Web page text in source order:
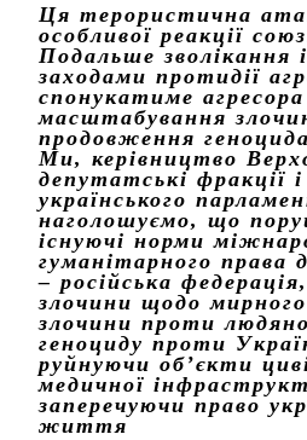
Ця терористична
особливої реакції
Подальше зволікання
заходами протидії
спонукатиме
масштабування
продовження
Ми, керівництво
депутатські фракції
українського
наголошуємо, що
існуючі норми
гуманітарного права
– російська
злочини щодо
злочини проти
геноциду проти
руйнуючи об’єкти
медичної
заперечуючи право
життя